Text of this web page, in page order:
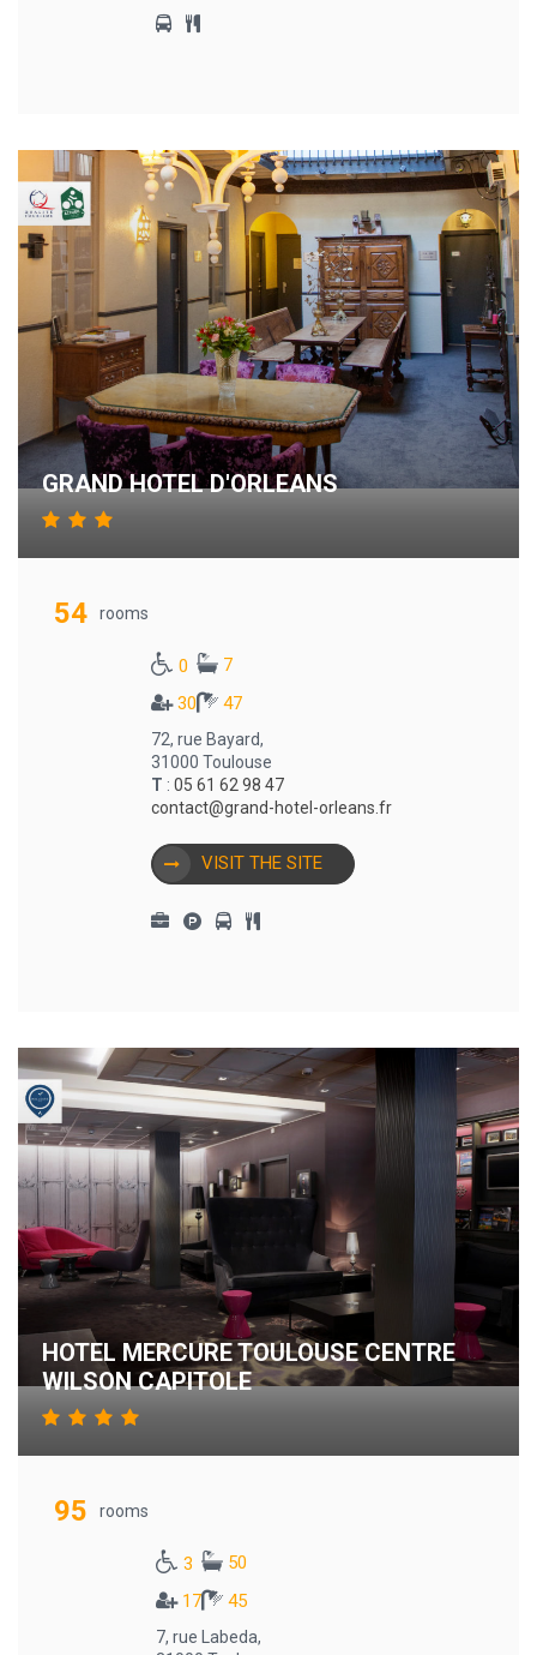
GRAND HOTEL D'ORLEANS
54 rooms
0
7
30
47
72, rue Bayard,
31000 Toulouse
T : 05 61 62 98 47
contact@grand-hotel-orleans.fr
VISIT THE SITE
HOTEL MERCURE TOULOUSE CENTRE
WILSON CAPITOLE
95 rooms
3
50
17
45
7, rue Labeda,